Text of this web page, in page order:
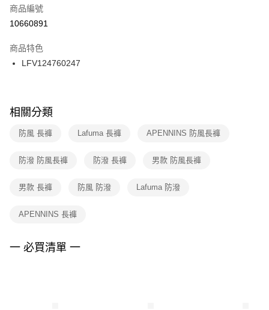
【「AFTEE先享後付」結帳流程】
１．於結帳方式選擇「AFTEE先享後付」後，將跳轉至「AFTEE先享後付」
２．訂單成立數日內，您將收到繳費通知簡訊。
３．收到繳費通知簡訊後14天內，點擊此簡訊中的連結，可透過四大超商／
ATM／網路銀行／等多元方式進行付款，方視為交易完成。
※ 交易是否成功請以「AFTEE先享後付 」之結帳頁面顯示為準，若有關於
是否繳費成功／繳費後需取消欲退款等相關疑問，請聯繫「AFTEE先享後付
客戶支援中心」
https://netprotections.freshdesk.com/support/home
１．透過由恩沛科技股份有限公司提供之「AFTEE先享後付」服務完成之交
權轉讓予恩沛科技股份有限公司。
３．未成年的使用者請事先徵得法定代理人或監護人之同意方可使用
４．使用「AFTEE先享後付」時，將依據個別帳號之用戶狀況，依本公司即
宅配
每筆NT$100，滿NT$1,500(含以上)免運費
付款後門市自取
每筆NT$100，滿NT$1,500(含以上)免運費
商品編號
10660891
商品特色
LFV124760247
相關分類
防風 長褲 Lafuma 長褲 APENNINS 防風長褲
防潑 防風長褲 防潑 長褲 男款 防風長褲
男款 長褲 防風 防潑 Lafuma 防潑
APENNINS 長褲
一 必買清單 一